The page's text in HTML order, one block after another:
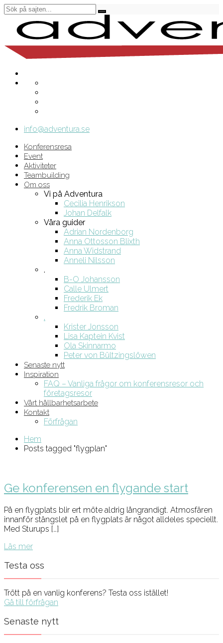
info@adventura.se
Konferensresa
Event
Aktiviteter
Teambuilding
Om oss
Vi på Adventura
Cecilia Henrikson
Johan Delfalk
Våra guider
Adrian Nordenborg
Anna Ottosson Blixth
Anna Widstrand
Anneli Nilsson
.
B-O Johansson
Calle Ulmert
Frederik Ek
Fredrik Broman
.
Krister Jonsson
Lisa Kaptein Kvist
Ola Skinnarmo
Peter von Bültzingslöwen
Senaste nytt
Inspiration
FAQ – Vanliga frågor om konferensresor och
företagsresor
Vårt hållbarhetsarbete
Kontakt
Förfrågan
Hem
Posts tagged "flygplan"
Ge konferensen en flygande start
På en flygplats blir ert möte aldrig långrandigt. Atmosfären
innanför stängslet på en flygplats är något alldeles speciellt.
Med Sturups […]
Läs mer
Testa oss
Trött på en vanlig konferens? Testa oss istället!
Gå till förfrågan
Senaste nytt